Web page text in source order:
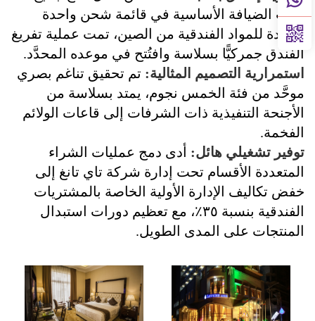
فئات الضيافة الأساسية في قائمة شحن واحدة
موحدة للمواد الفندقية من الصين، تمت عملية تفريغ
الفندق جمركيًّا بسلاسة وافتُتح في موعده المحدَّد.
استمرارية التصميم المثالية: تم تحقيق تناغم بصري
موحَّد من فئة الخمس نجوم، يمتد بسلاسة من
الأجنحة التنفيذية ذات الشرفات إلى قاعات الولائم
الفخمة.
توفير تشغيلي هائل: أدى دمج عمليات الشراء
المتعددة الأقسام تحت إدارة شركة تاي تانغ إلى
خفض تكاليف الإدارة الأولية الخاصة بالمشتريات
الفندقية بنسبة ٣٥٪، مع تعظيم دورات استبدال
المنتجات على المدى الطويل.